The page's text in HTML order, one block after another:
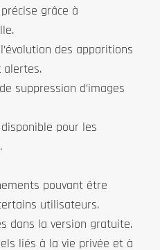
grâce à
des apparitions
alertes.
suppression d’images
pour les
pouvant être
utilisateurs.
dans la version gratuite.
liés à la vie privée et à